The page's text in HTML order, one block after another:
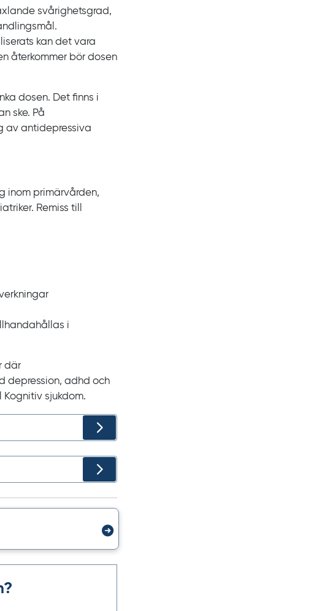
svårighetsgrad,
kan det vara
återkommer bör dosen
dosen. Det finns i
ske. På
av antidepressiva
inom primärvården,
Remiss till
i
där
depression, adhd och
sjukdom.